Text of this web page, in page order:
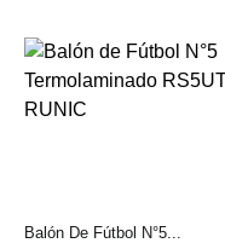
Balón De Fútbol N°5...